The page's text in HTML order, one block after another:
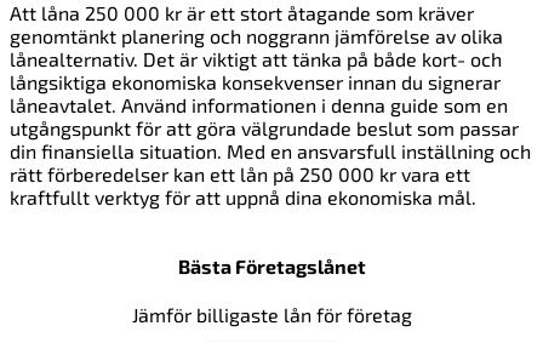
Att låna 250 000 kr är ett stort åtagande som kräver
genomtänkt planering och noggrann jämförelse av olika
lånealternativ. Det är viktigt att tänka på både kort- och
långsiktiga ekonomiska konsekvenser innan du signerar
låneavtalet. Använd informationen i denna guide som en
utgångspunkt för att göra välgrundade beslut som passar
din finansiella situation. Med en ansvarsfull inställning och
rätt förberedelser kan ett lån på 250 000 kr vara ett
kraftfullt verktyg för att uppnå dina ekonomiska mål.
Bästa Företagslånet
Jämför billigaste lån för företag